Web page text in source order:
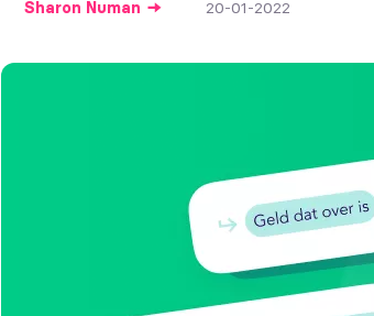
Sharon Numan 20-01-2022